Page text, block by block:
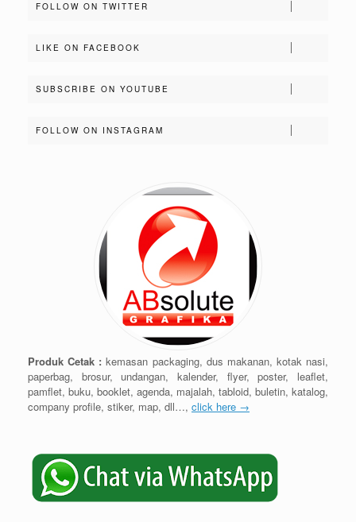
FOLLOW ON TWITTER
LIKE ON FACEBOOK
SUBSCRIBE ON YOUTUBE
FOLLOW ON INSTAGRAM
Produk Cetak : kemasan packaging, dus makanan, kotak nasi,
paperbag, brosur, undangan, kalender, flyer, poster, leaflet,
pamflet, buku, booklet, agenda, majalah, tabloid, buletin, katalog,
company profile, stiker, map, dll…, click here →